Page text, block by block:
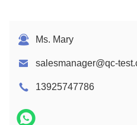
Ms. Mary
salesmanager@qc-
13925747786